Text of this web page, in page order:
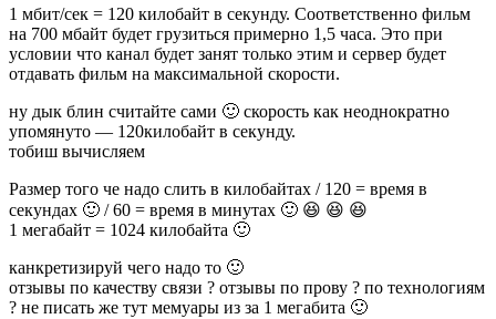
1 мбит/сек = 120 килобайт в секунду. Соответственно фильм
на 700 мбайт будет грузиться примерно 1,5 часа. Это при
условии что канал будет занят только этим и сервер будет
отдавать фильм на максимальной скорости.
ну дык блин считайте сами 🙂 скорость как неоднократно
упомянуто — 120килобайт в секунду.
тобиш вычисляем
Размер того че надо слить в килобайтах / 120 = время в
секундах 🙂 / 60 = время в минутах 🙂 😆 😆 😆
1 мегабайт = 1024 килобайта 🙂
канкретизируй чего надо то 🙂
отзывы по качеству связи ? отзывы по прову ? по технологиям
? не писать же тут мемуары из за 1 мегабита 🙂